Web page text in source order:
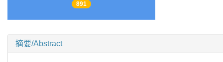
891
摘要/Abstract